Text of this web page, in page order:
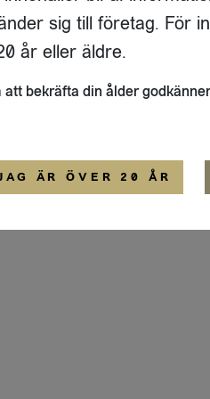
17 A
STOCKHOLM
sig till företag. För
år eller äldre.
att bekräfta din ålder
ÄR ÖVER 20 ÅR